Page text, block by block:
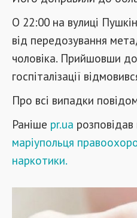
О 22:00 на вулиці
від передозування
чоловіка. Прийшовши до
госпіталізації
Про всі випадки
Раніше pr.ua
маріупольця
наркотики.